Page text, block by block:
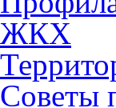
ЖКХ
Советы